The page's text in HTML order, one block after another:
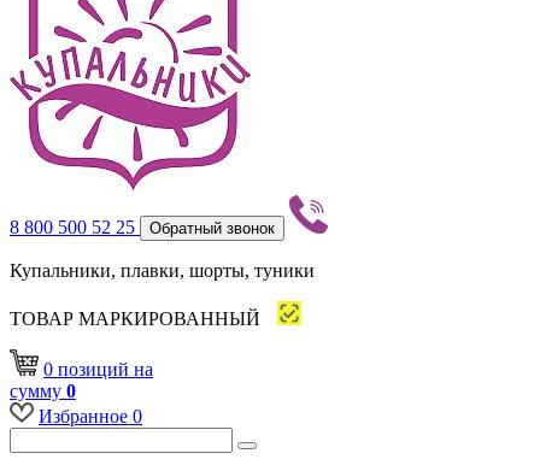
8 800 500 52 25 Обратный звонок
Купальники, плавки, шорты, туники
ТОВАР МАРКИРОВАННЫЙ
0 позиций на
сумму 0
Избранное 0